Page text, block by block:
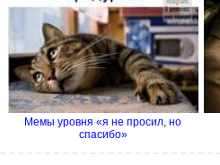
Мемы уровня «я не просил, но
спасибо»